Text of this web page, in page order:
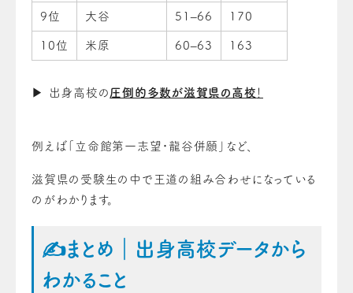
9位 大谷 51–66 170
10位 米原 60–63 163
▶ 出身高校の 圧倒的多数が滋賀県の高校 ！
例えば「立命館第一志望・龍谷併願」など、
滋賀県の受験生の中で王道の組み合わせになっている
のがわかります。
✍️まとめ｜出身高校データから
わかること